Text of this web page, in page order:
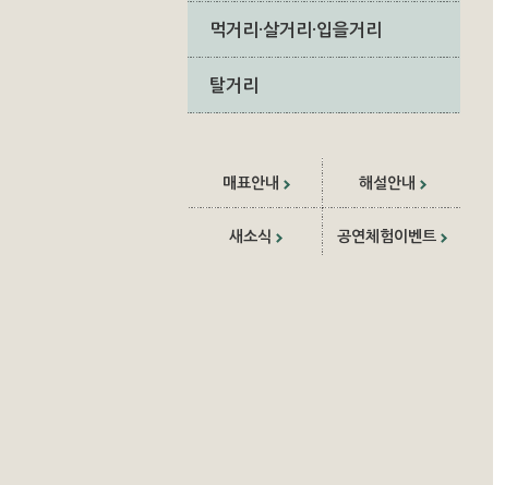
먹거리·살거리·입을거리
탈거리
매표안내 해설안내
새소식 공연체험이벤트